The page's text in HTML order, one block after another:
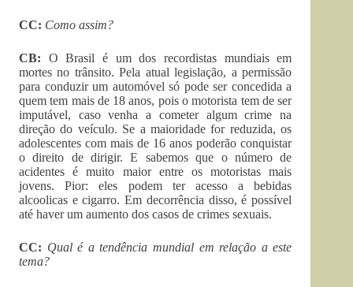
CC: Como assim?
CB: O Brasil é um dos recordistas mundiais em
mortes no trânsito. Pela atual legislação, a permissão
para conduzir um automóvel só pode ser concedida a
quem tem mais de 18 anos, pois o motorista tem de ser
imputável, caso venha a cometer algum crime na
direção do veículo. Se a maioridade for reduzida, os
adolescentes com mais de 16 anos poderão conquistar
o direito de dirigir. E sabemos que o número de
acidentes é muito maior entre os motoristas mais
jovens. Pior: eles podem ter acesso a bebidas
alcoolicas e cigarro. Em decorrência disso, é possível
até haver um aumento dos casos de crimes sexuais.
CC: Qual é a tendência mundial em relação a este
tema?